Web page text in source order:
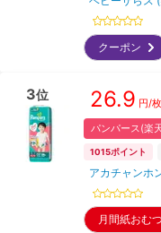
クーポン
3位 26.9 円/枚
パンパース(楽
1015ポイント
アカチャンホ
月間紙おむ